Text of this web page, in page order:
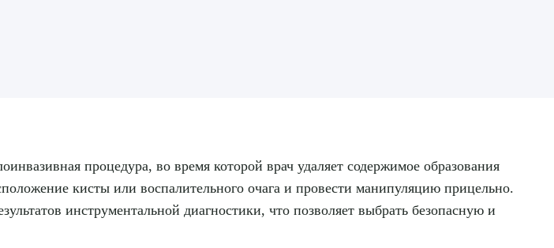
процедура, во время которой врач удаляет содержимое образования
кисты или воспалительного очага и провести манипуляцию прицельно.
инструментальной диагностики, что позволяет выбрать безопасную и